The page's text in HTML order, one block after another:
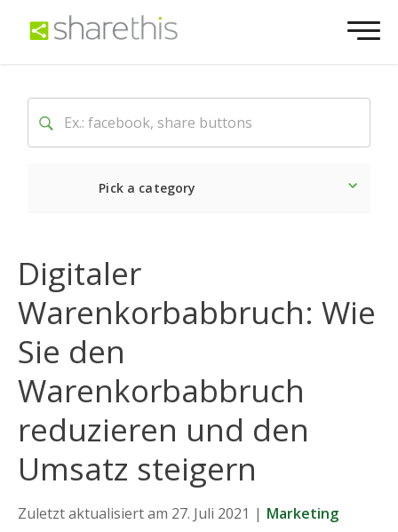
Pick a category
Digitaler
Warenkorbabbruch: Wie
Sie den
Warenkorbabbruch
reduzieren und den
Umsatz steigern
Zuletzt aktualisiert am 27. Juli 2021 | Marketing